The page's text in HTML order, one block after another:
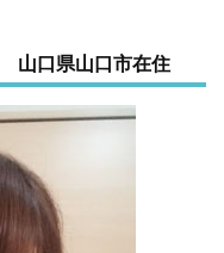
山口県山口市在住